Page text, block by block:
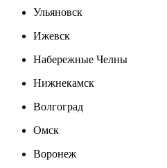
Ульяновск
Ижевск
Набережные Челны
Нижнекамск
Волгоград
Омск
Воронеж